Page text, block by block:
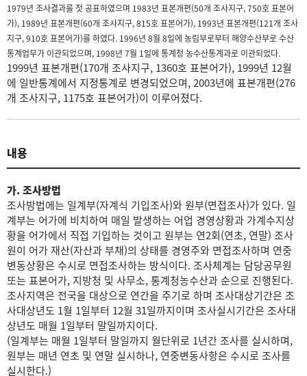
1979년 조사결과를 첫 공표하였으며 1983년 표본개편(50개 조사지구, 750호 표본어
가), 1989년 표본개편(60개 조사지구, 815호 표본어가), 1993년 표본개편(121개 조사
지구, 910호 표본어가)를 하였다. 1996년 8월 8일에 농림부로부터 해양수산부로 수산
통계업무가 이관되었으며, 1998년 7월 1일에 통계청 농수산통계과로 이관되었다.
1999년 표본개편(170개 조사지구, 1360호 표본어가), 1999년 12월
에 일반통계에서 지정통계로 변경되었으며, 2003년에 표본개편(276
개 조사지구, 1175호 표본어가)이 이루어졌다.
내용
가. 조사방법
조사방법에는 일계부(자계식 기입조사)와 원부(면접조사)가 있다. 일
계부는 어가에 비치하여 매일 발생하는 어업 경영상황과 가계수지상
황을 어가에서 직접 기입하는 것이고 원부는 연2회(연초, 연말) 조사
원이 어가 재산(자산과 부채)의 상태를 경영주와 면접조사하며 연중
변동상황은 수시로 면접조사하는 방식이다. 조사체계는 담당공무원
또는 표본어가, 지방청 및 사무소, 통계청농수산과 순으로 진행된다.
조사지역은 전국을 대상으로 연간을 주기로 하며 조사대상기간은 조
사대상년도 1월 1일부터 12월 31일까지이며 조사실시기간은 조사대
상년도 매월 1일부터 말일까지이다.
(일계부는 매월 1일부터 말일까지 월단위로 1년간 조사를 실시하며,
원부는 매년 연초 및 연말 실시하나, 연중변동사항은 수시로 조사를
실시한다.)